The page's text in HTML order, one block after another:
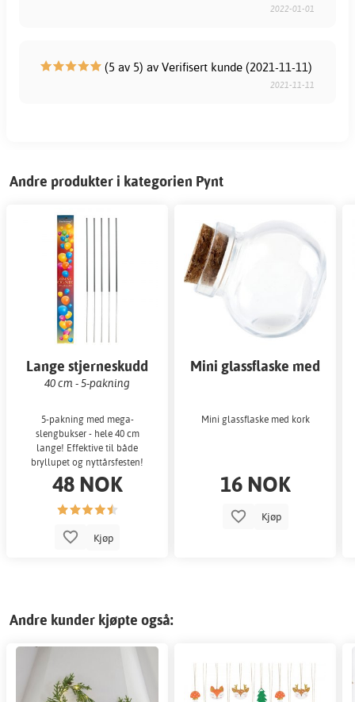
2022-01-01
(5 av 5) av Verifisert kunde (2021-11-11)
2021-11-11
Andre produkter i kategorien Pynt
Lange stjerneskudd
40 cm - 5-pakning
5-pakning med mega-
slengbukser - hele 40 cm
lange! Effektive til både
bryllupet og nyttårsfesten!
48 NOK
Kjøp
Mini glassflaske med
Mini glassflaske med kork
16 NOK
Kjøp
Andre kunder kjøpte også: